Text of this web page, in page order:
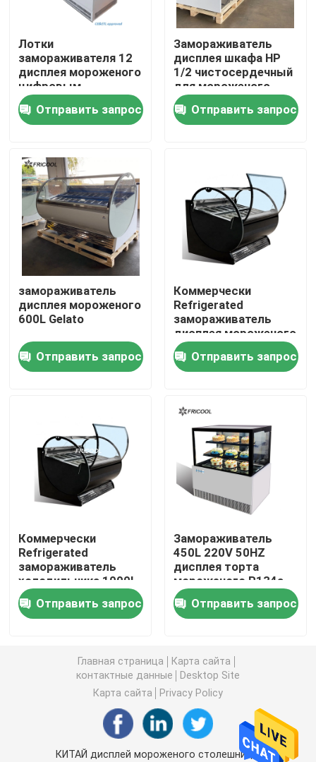
Главная страница
Продукция
О Компании
Наша фабрика
контроль качества
контактные данные
Все случаи
Refrigerated витринный шкаф пекарни
Стеклянные Merchandisers двери
замораживатель дисплея мороженого
под встречным замораживателем холодильника
Refrigerated таблица подготовки
Холодильник занавеса воздуха
охладитель дисплея мяса
Коммерчески создатель льда
Лотки
замораживателя 12
дисплея мороженого
цифровым
управлением Dixell
коммерчески
Отправить запрос
Замораживатель
дисплея шкафа HP
1/2 чистосердечный
для мороженого
110V 60HZ
Отправить запрос
замораживатель
дисплея мороженого
600L Gelato
Отправить запрос
Коммерчески
Refrigerated
замораживатель
дисплея мороженого
Отправить запрос
Коммерчески
Refrigerated
замораживатель
холодильника 1000L
дисплея мороженого
Отправить запрос
Замораживатель
450L 220V 50HZ
дисплея торта
мороженого R134a
Отправить запрос
Главная страница
Карта сайта
контактные данные
Desktop Site
Карта сайта
Privacy Policy
КИТАЙ дисплей мороженого столешницы